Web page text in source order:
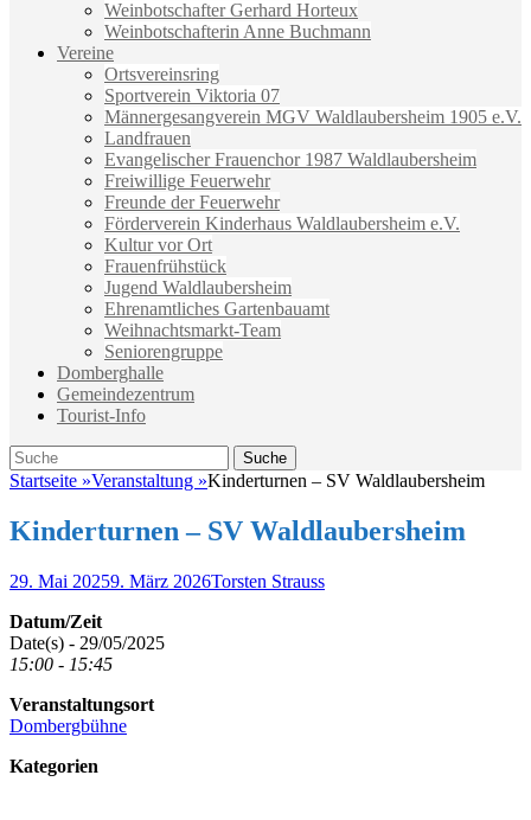
Weinbotschafter Gerhard Horteux
Weinbotschafterin Anne Buchmann
Vereine
Ortsvereinsring
Sportverein Viktoria 07
Männergesangverein MGV Waldlaubersheim 1905 e.V.
Landfrauen
Evangelischer Frauenchor 1987 Waldlaubersheim
Freiwillige Feuerwehr
Freunde der Feuerwehr
Förderverein Kinderhaus Waldlaubersheim e.V.
Kultur vor Ort
Frauenfrühstück
Jugend Waldlaubersheim
Ehrenamtliches Gartenbauamt
Weihnachtsmarkt-Team
Seniorengruppe
Domberghalle
Gemeindezentrum
Tourist-Info
Suche
Suche
nach:
Startseite »Veranstaltung »Kinderturnen – SV Waldlaubersheim
Kinderturnen – SV Waldlaubersheim
Veröffentlicht
29. Mai 20259. März 2026Autor
Torsten Strauss
Datum/Zeit
Date(s) - 29/05/2025
15:00 - 15:45
Veranstaltungsort
Dombergbühne
Kategorien